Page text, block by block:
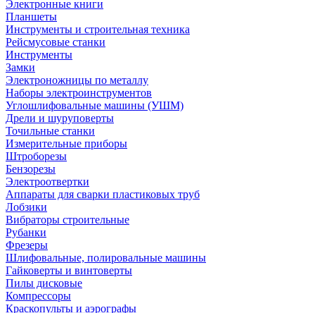
Электронные книги
Планшеты
Инструменты и строительная техника
Рейсмусовые станки
Инструменты
Замки
Электроножницы по металлу
Наборы электроинструментов
Углошлифовальные машины (УШМ)
Дрели и шуруповерты
Точильные станки
Измерительные приборы
Штроборезы
Бензорезы
Электроотвертки
Аппараты для сварки пластиковых труб
Лобзики
Вибраторы строительные
Рубанки
Фрезеры
Шлифовальные, полировальные машины
Гайковерты и винтоверты
Пилы дисковые
Компрессоры
Краскопульты и аэрографы